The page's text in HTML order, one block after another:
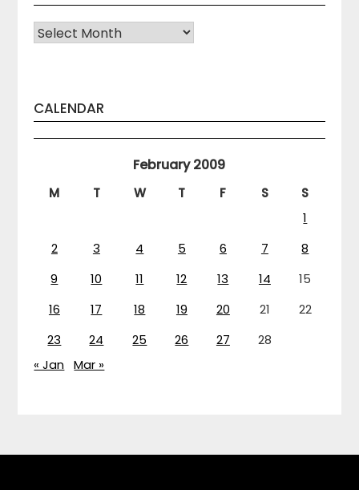
Arhiva
CALENDAR
February 2009
M T W T F S
S
1
2
3 4 5 6 7
8
9
10 11 12 13 14
15
16
17 18 19 20 21
22
23
24 25 26 27
28
« Jan Mar »